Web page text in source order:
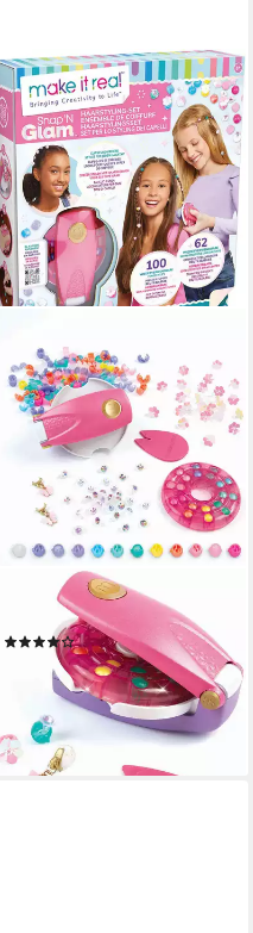
MAKE IT REAL
Kreativset Haarstyling-Set
(8)
20,82 € UVP26,99 €
lieferbar - in 1-2 Werktagen bei dir